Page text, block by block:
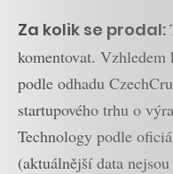
Za kolik se prodal:
komentovat.
podle odhadu
startupového trhu o
Technology podle
(aktuálnější data